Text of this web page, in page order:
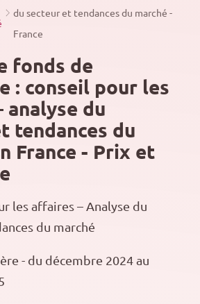
du secteur et tendances du marché -
France
fonds de
: conseil pour les
analyse du
tendances du
France - Prix et
les affaires – Analyse du
du marché
- du décembre 2024 au